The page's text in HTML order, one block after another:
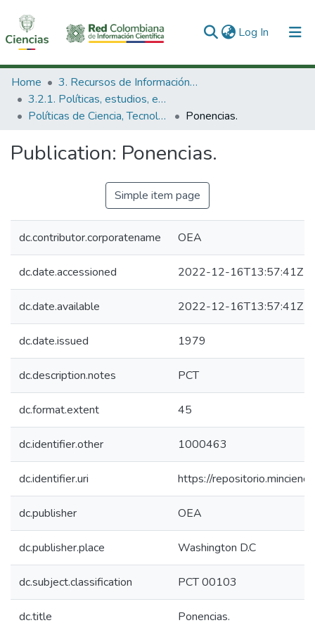
Log In (current)
Communities & Collections
All of DSpace
Home
3. Recursos de Información Científica y Tecnológica
3.2.1. Políticas, estudios, evaluaciones e indicadores de CTeI
Políticas de Ciencia, Tecnología e Innovación
Ponencias.
Publication: Ponencias.
Simple item page
dc.contributor.corporatename OEA
dc.date.accessioned 2022-12-16T13:57:41Z
dc.date.available 2022-12-16T13:57:41Z
dc.date.issued 1979
dc.description.notes PCT
dc.format.extent 45
dc.identifier.other 1000463
dc.identifier.uri https://
dc.publisher OEA
dc.publisher.place Washington D.C
dc.subject.classification PCT 00103
dc.title Ponencias.